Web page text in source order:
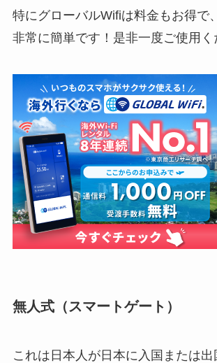
特にグローバルWifiは料金もお得で
非常に簡単です！是非一度ご使用く
無人式（スマートゲート）
これは日本人が日本に入国または出